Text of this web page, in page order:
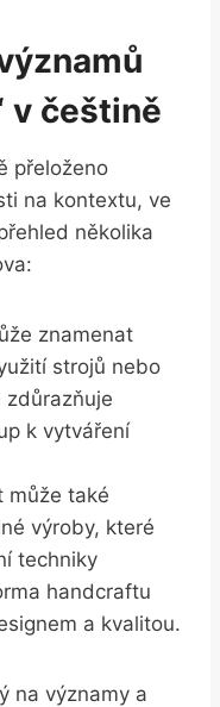
v češtině
přeloženo
na kontextu, ve
několika
znamenat
strojů nebo
zdůrazňuje
k vytváření
může také
výroby, které
techniky
handcraftu
a kvalitou.
na významy a